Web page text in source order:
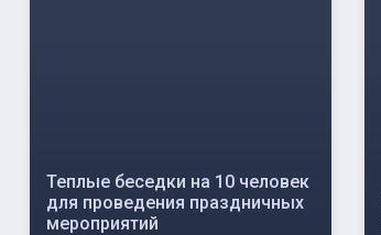
Теплые беседки на 10 человек
для проведения праздничных
мероприятий